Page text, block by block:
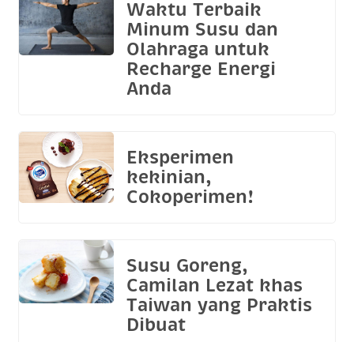
Waktu Terbaik
Minum Susu dan
Olahraga untuk
Recharge Energi
Anda
Eksperimen
kekinian,
Cokoperimen!
Susu Goreng,
Camilan Lezat khas
Taiwan yang Praktis
Dibuat